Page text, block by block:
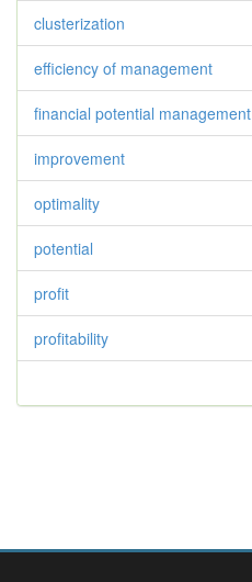
clusterization
efficiency of management
financial potential management
improvement
optimality
potential
profit
profitability